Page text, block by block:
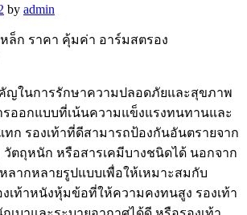
by admin
ญในการรักษาความปลอดภัยและสุขภาพ
รออกแบบที่เน้นความแข็งแรงทนทานและ
ทก รองเท้าที่ดีสามารถป้องกันอันตรายจาก
วัตถุหนัก หรือสารเคมีบางชนิดได้ นอกจาก
ลากหลายรูปแบบเพื่อให้เหมาะสมกับ
เท้าหนังหุ้มข้อที่ให้ความคงทนสูง รองเท้า